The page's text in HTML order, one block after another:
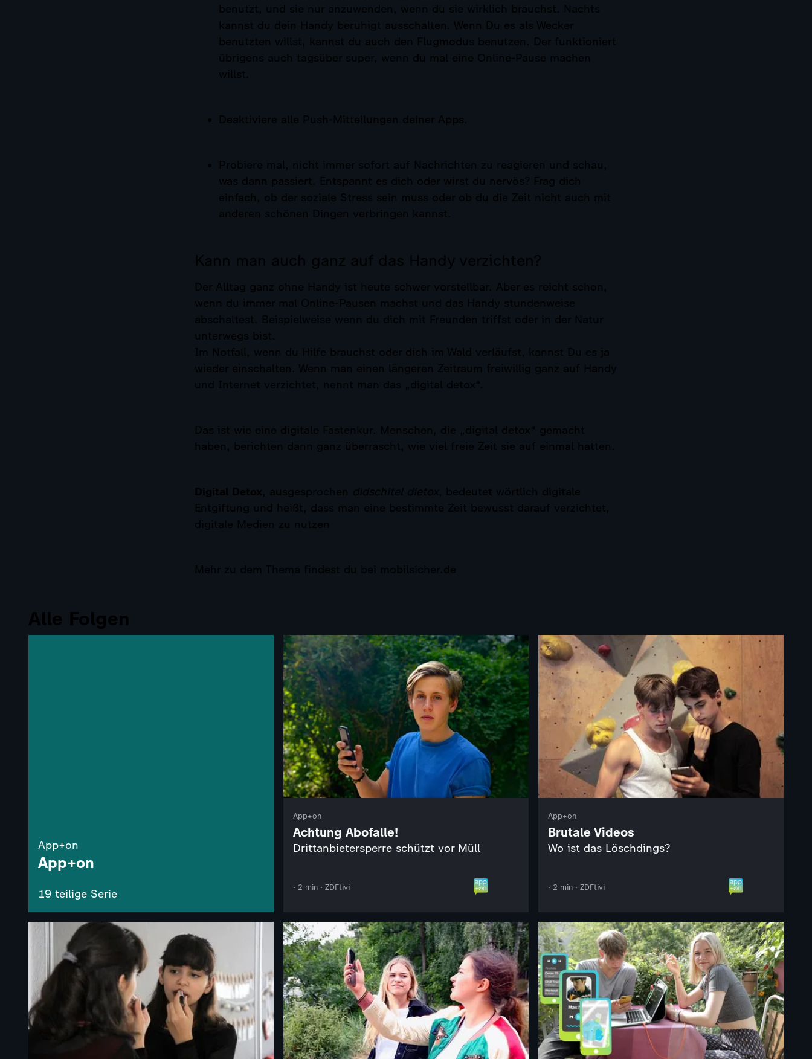
benutzt, und sie nur anzuwenden, wenn du sie wirklich brauchst. Nachts
kannst du dein Handy beruhigt ausschalten. Wenn Du es als Wecker
benutzten willst, kannst du auch den Flugmodus benutzen. Der funktioniert
übrigens auch tagsüber super, wenn du mal eine Online-Pause machen
willst.
Deaktiviere alle Push-Mitteilungen deiner Apps.
Probiere mal, nicht immer sofort auf Nachrichten zu reagieren und schau,
was dann passiert. Entspannt es dich oder wirst du nervös? Frag dich
einfach, ob der soziale Stress sein muss oder ob du die Zeit nicht auch mit
anderen schönen Dingen verbringen kannst.
Kann man auch ganz auf das Handy verzichten?
Der Alltag ganz ohne Handy ist heute schwer vorstellbar. Aber es reicht schon,
wenn du immer mal Online-Pausen machst und das Handy stundenweise
abschaltest. Beispielweise wenn du dich mit Freunden triffst oder in der Natur
unterwegs bist.
Im Notfall, wenn du Hilfe brauchst oder dich im Wald verläufst, kannst Du es ja
wieder einschalten. Wenn man einen längeren Zeitraum freiwillig ganz auf Handy
und Internet verzichtet, nennt man das „digital detox“.
Das ist wie eine digitale Fastenkur. Menschen, die „digital detox“ gemacht
haben, berichten dann ganz überrascht, wie viel freie Zeit sie auf einmal hatten.
Digital Detox, ausgesprochen didschitel dietox, bedeutet wörtlich digitale
Entgiftung und heißt, dass man eine bestimmte Zeit bewusst darauf verzichtet,
digitale Medien zu nutzen
Mehr zu dem Thema findest du bei mobilsicher.de
Alle Folgen
App+on
App+on
19 teilige Serie
App+on
Achtung Abofalle!
Drittanbietersperre schützt vor Müll
· 2 min · ZDFtivi
App+on
Brutale Videos
Wo ist das Löschdings?
· 2 min · ZDFtivi